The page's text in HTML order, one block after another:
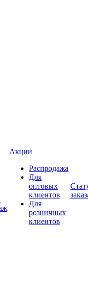
Акции
Распродажа
Для
оптовых
клиентов
Для
розничных
клиентов